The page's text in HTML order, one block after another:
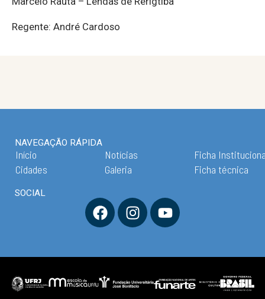
Regente: André Cardoso
NAVEGAÇÃO RÁPIDA
Início
Cidades
Notícias
Galeria
Ficha
Ficha técnica
SOCIAL